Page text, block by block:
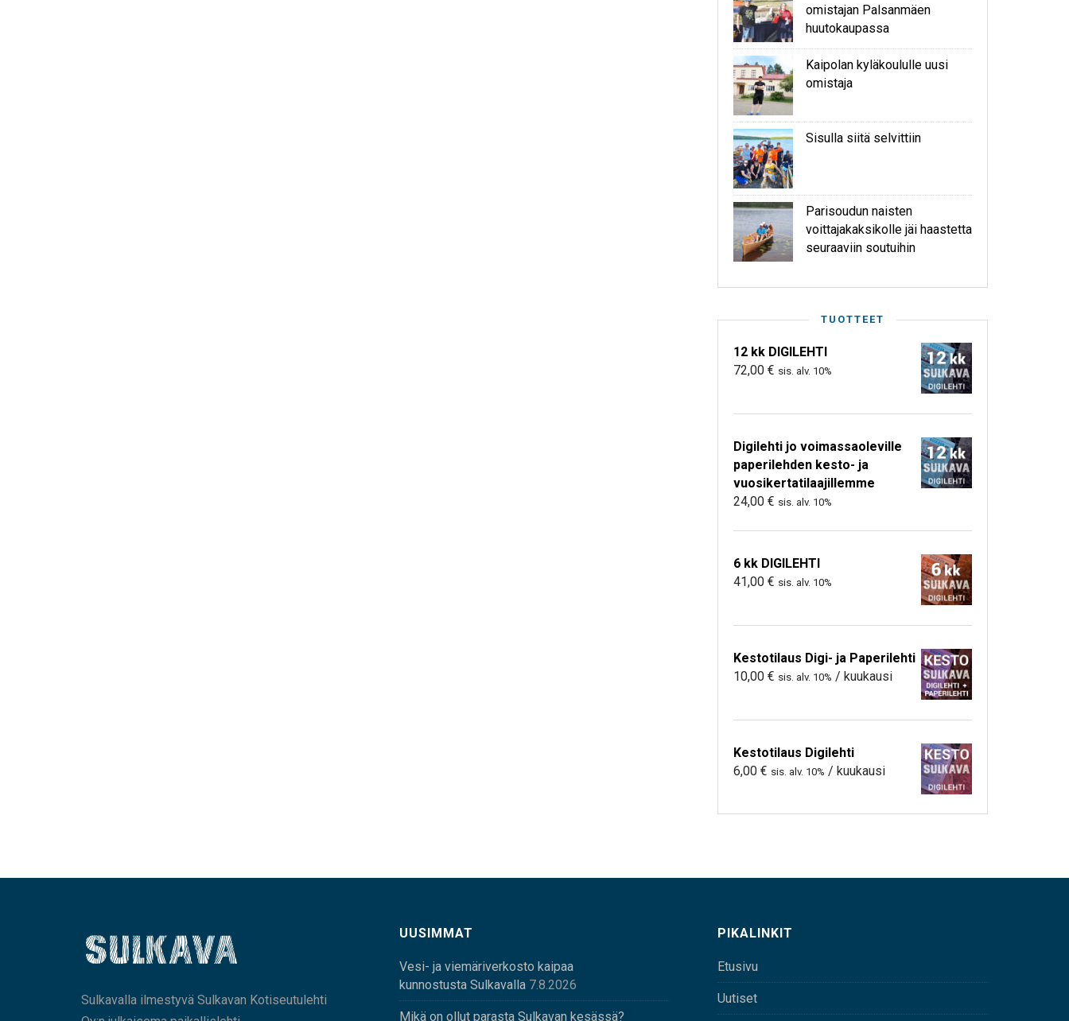
omistajan Palsanmäen
huutokaupassa
Kaipolan kyläkoululle uusi
omistaja
Sisulla siitä selvittiin
Parisoudun naisten
voittajakaksikolle jäi haastetta
seuraaviin soutuihin
TUOTTEET
12 kk DIGILEHTI
72,00 € sis. alv. 10%
Digilehti jo voimassaoleville
paperilehden kesto- ja
vuosikertatilaajillemme
24,00 € sis. alv. 10%
6 kk DIGILEHTI
41,00 € sis. alv. 10%
Kestotilaus Digi- ja Paperilehti
10,00 € sis. alv. 10% / kuukausi
Kestotilaus Digilehti
6,00 € sis. alv. 10% / kuukausi
Sulkavalla ilmestyvä Sulkavan Kotiseutulehti
UUSIMMAT
Vesi- ja viemäriverkosto kaipaa
kunnostusta Sulkavalla 7.8.2026
Mikä on ollut parasta Sulkavan kesässä?
PIKALINKIT
Etusivu
Uutiset